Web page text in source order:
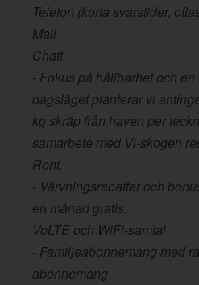
Telefon (korta svarstider,
Mail
Chatt
- Fokus på hållbarhet och
dagsläget planterar vi
kg skräp från haven per
samarbete med Vi-skogen
Rent.
- Värvningsrabatter och
en månad gratis.
VoLTE och WiFi-samtal
- Familjeabonnemang med
abonnemang